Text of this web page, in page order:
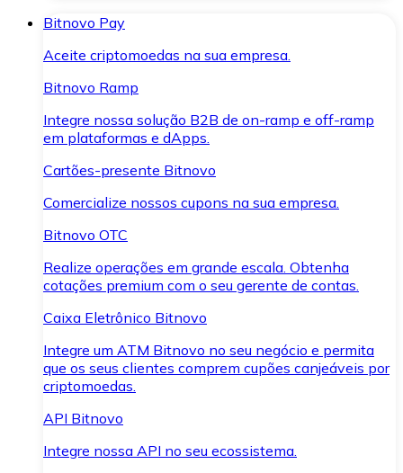
Bitnovo Pay
Aceite criptomoedas na sua empresa.
Bitnovo Ramp
Integre nossa solução B2B de on-ramp e off-ramp
em plataformas e dApps.
Cartões-presente Bitnovo
Comercialize nossos cupons na sua empresa.
Bitnovo OTC
Realize operações em grande escala. Obtenha
cotações premium com o seu gerente de contas.
Caixa Eletrônico Bitnovo
Integre um ATM Bitnovo no seu negócio e permita
que os seus clientes comprem cupões canjeáveis por
criptomoedas.
API Bitnovo
Integre nossa API no seu ecossistema.